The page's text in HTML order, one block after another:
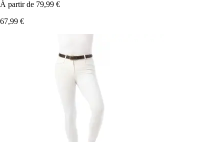
À partir de 79,99 €
67,99 €